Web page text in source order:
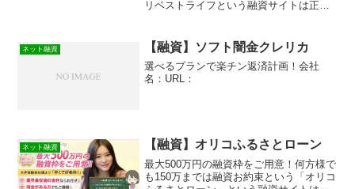
リベストライフという融資サイトは正規
ダムなURLを与えられたスマホ専用の闇
金サイトなので時...
ネット融資 【融資】ソフト闇金クレリカ
選べるプランで楽チン返済計画！会社
名：URL：
ネット融資 【融資】オリコふるさとローン
最大500万円の融資枠をご用意！何方様で
も150万までは融資お約束という「オリコ